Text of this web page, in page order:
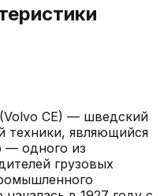
CE) — шведский
техники, являющийся
— одного из
грузовых